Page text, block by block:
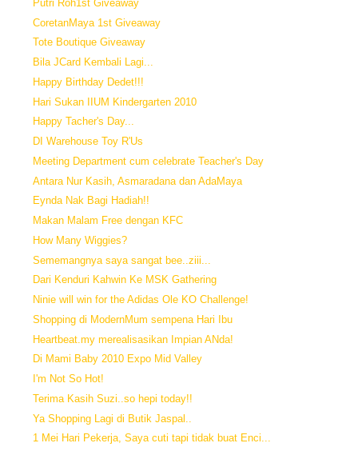
Putri Roh1st Giveaway
CoretanMaya 1st Giveaway
Tote Boutique Giveaway
Bila JCard Kembali Lagi...
Happy Birthday Dedet!!!
Hari Sukan IIUM Kindergarten 2010
Happy Tacher's Day...
DI Warehouse Toy R'Us
Meeting Department cum celebrate Teacher's Day
Antara Nur Kasih, Asmaradana dan AdaMaya
Eynda Nak Bagi Hadiah!!
Makan Malam Free dengan KFC
How Many Wiggies?
Sememangnya saya sangat bee..ziii...
Dari Kenduri Kahwin Ke MSK Gathering
Ninie will win for the Adidas Ole KO Challenge!
Shopping di ModernMum sempena Hari Ibu
Heartbeat.my merealisasikan Impian ANda!
Di Mami Baby 2010 Expo Mid Valley
I'm Not So Hot!
Terima Kasih Suzi..so hepi today!!
Ya Shopping Lagi di Butik Jaspal..
1 Mei Hari Pekerja, Saya cuti tapi tidak buat Enci...